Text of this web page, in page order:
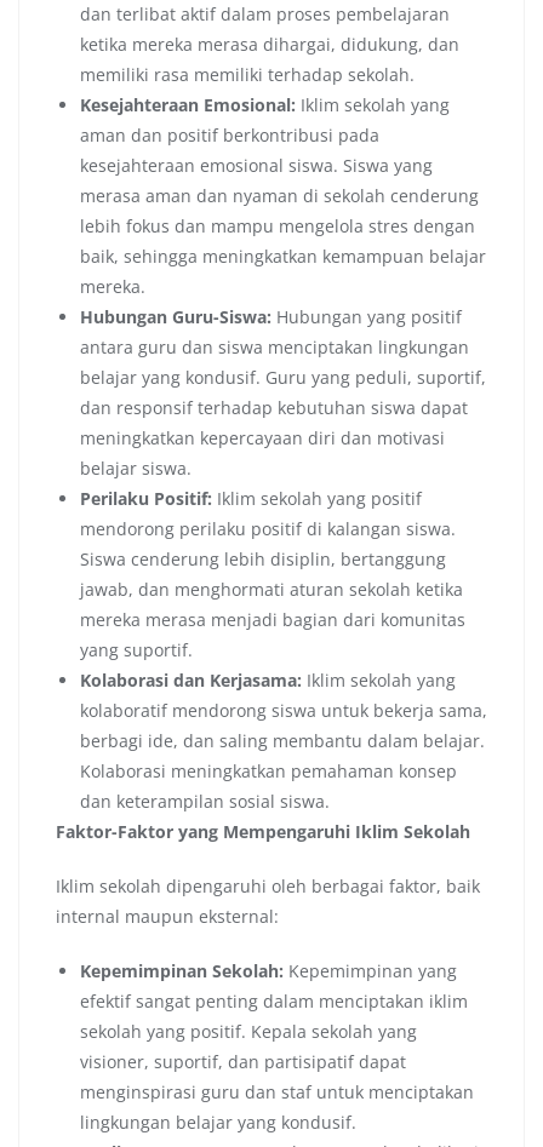
dan terlibat aktif dalam proses pembelajaran
ketika mereka merasa dihargai, didukung, dan
memiliki rasa memiliki terhadap sekolah.
Kesejahteraan Emosional: Iklim sekolah yang
aman dan positif berkontribusi pada
kesejahteraan emosional siswa. Siswa yang
merasa aman dan nyaman di sekolah cenderung
lebih fokus dan mampu mengelola stres dengan
baik, sehingga meningkatkan kemampuan belajar
mereka.
Hubungan Guru-Siswa: Hubungan yang positif
antara guru dan siswa menciptakan lingkungan
belajar yang kondusif. Guru yang peduli, suportif,
dan responsif terhadap kebutuhan siswa dapat
meningkatkan kepercayaan diri dan motivasi
belajar siswa.
Perilaku Positif: Iklim sekolah yang positif
mendorong perilaku positif di kalangan siswa.
Siswa cenderung lebih disiplin, bertanggung
jawab, dan menghormati aturan sekolah ketika
mereka merasa menjadi bagian dari komunitas
yang suportif.
Kolaborasi dan Kerjasama: Iklim sekolah yang
kolaboratif mendorong siswa untuk bekerja sama,
berbagi ide, dan saling membantu dalam belajar.
Kolaborasi meningkatkan pemahaman konsep
dan keterampilan sosial siswa.
Faktor-Faktor yang Mempengaruhi Iklim Sekolah
Iklim sekolah dipengaruhi oleh berbagai faktor, baik
internal maupun eksternal:
Kepemimpinan Sekolah: Kepemimpinan yang
efektif sangat penting dalam menciptakan iklim
sekolah yang positif. Kepala sekolah yang
visioner, suportif, dan partisipatif dapat
menginspirasi guru dan staf untuk menciptakan
lingkungan belajar yang kondusif.